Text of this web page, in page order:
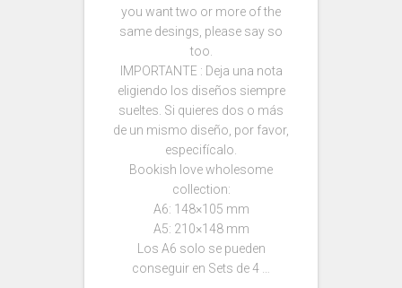
you want two or more of the
same desings, please say so
too.
IMPORTANTE : Deja una nota
eligiendo los diseños siempre
sueltes. Si quieres dos o más
de un mismo diseño, por favor,
especifícalo.
Bookish love wholesome
collection:
A6: 148×105 mm
A5: 210×148 mm
Los A6 solo se pueden
conseguir en Sets de 4 …